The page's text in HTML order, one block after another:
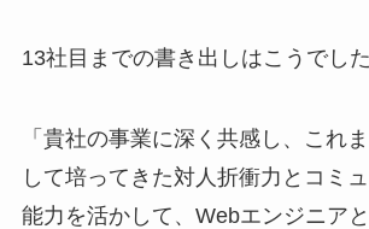
13社目までの書き出しはこうでした
「貴社の事業に深く共感し、これ
して培ってきた対人折衝力とコミ
能力を活かして、Webエンジニア